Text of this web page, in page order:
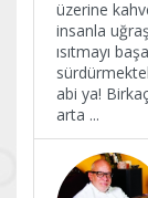
üzerine
insanla
ısıtmayı
abi ya!
arta ...